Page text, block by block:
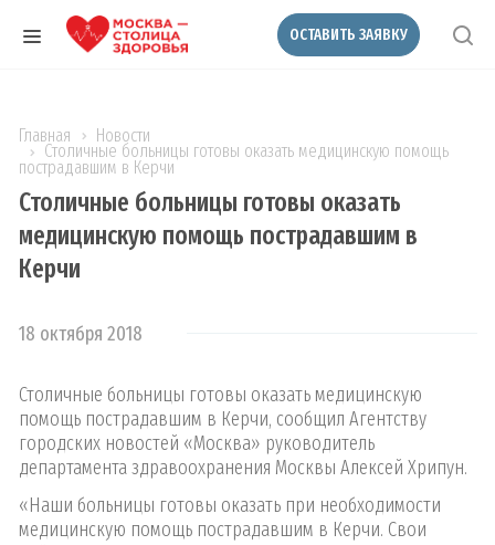
ОСТАВИТЬ ЗАЯВКУ
Главная Новости
Столичные больницы готовы оказать медицинскую помощь
пострадавшим в Керчи
Столичные больницы готовы оказать
медицинскую помощь пострадавшим в
Керчи
18 октября 2018
Столичные больницы готовы оказать медицинскую
помощь пострадавшим в Керчи, сообщил Агентству
городских новостей «Москва» руководитель
департамента здравоохранения Москвы Алексей Хрипун.
«Наши больницы готовы оказать при необходимости
медицинскую помощь пострадавшим в Керчи. Свои